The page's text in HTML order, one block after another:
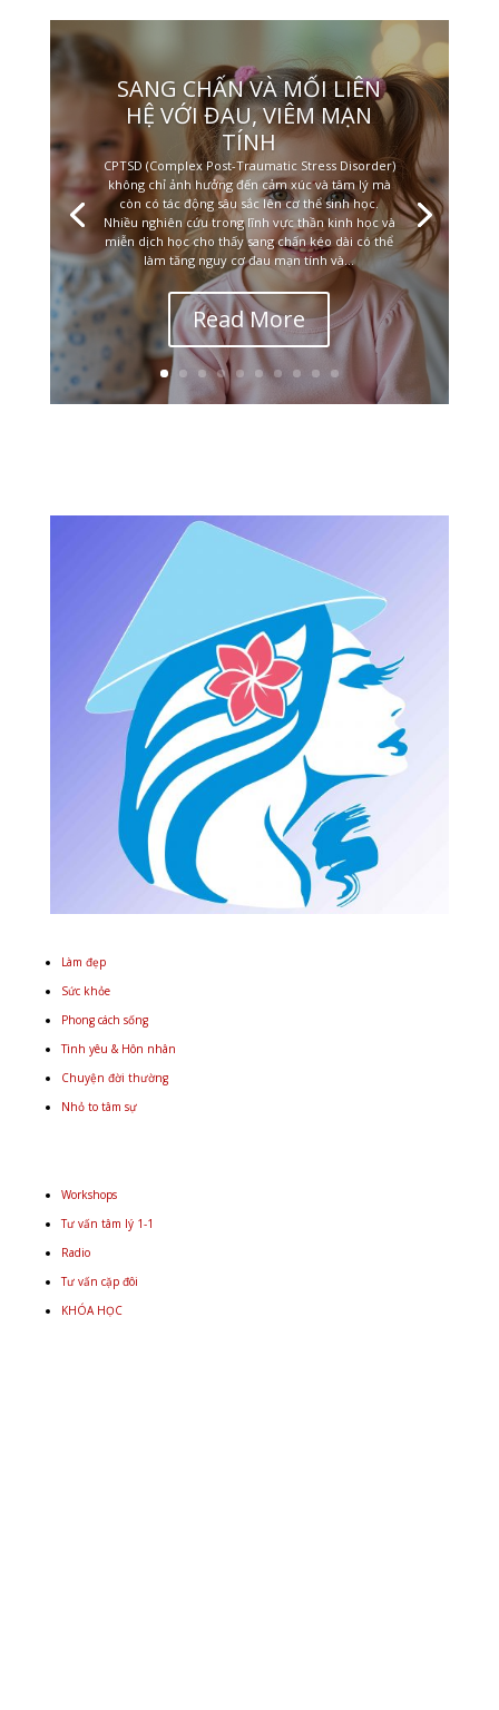
SANG CHẤN VÀ MỐI LIÊN
HỆ VỚI ĐAU, VIÊM MẠN
TÍNH
CPTSD (Complex Post-Traumatic Stress Disorder)
không chỉ ảnh hưởng đến cảm xúc và tâm lý mà
còn có tác động sâu sắc lên cơ thể sinh học.
Nhiều nghiên cứu trong lĩnh vực thần kinh học và
miễn dịch học cho thấy sang chấn kéo dài có thể
làm tăng nguy cơ đau mạn tính và...
Read More
Làm đẹp
Sức khỏe
Phong cách sống
Tình yêu & Hôn nhân
Chuyện đời thường
Nhỏ to tâm sự
Workshops
Tư vấn tâm lý 1-1
Radio
Tư vấn cặp đôi
KHÓA HỌC